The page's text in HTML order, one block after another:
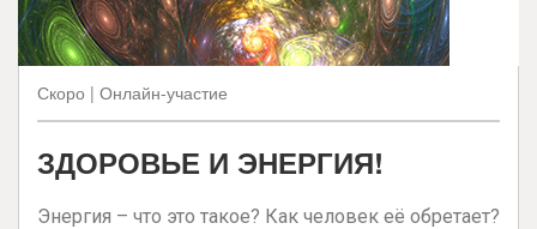
Скоро | Онлайн-участие
ЗДОРОВЬЕ И ЭНЕРГИЯ!
Энергия – что это такое? Как человек её обретает?